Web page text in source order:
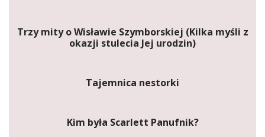
Trzy mity o Wisławie Szymborskiej (Kilka myśli z
okazji stulecia Jej urodzin)
Tajemnica nestorki
Kim była Scarlett Panufnik?